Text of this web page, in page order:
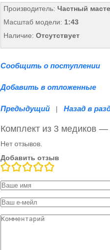
Производитель: Частный
Масштаб модели: 1:43
Наличие: Отсутствует
Сообщить о поступлении
Добавить в отложенные
Предыдущий | Назад в
Комплект из 3 медиков
Нет отзывов.
Добавить отзыв